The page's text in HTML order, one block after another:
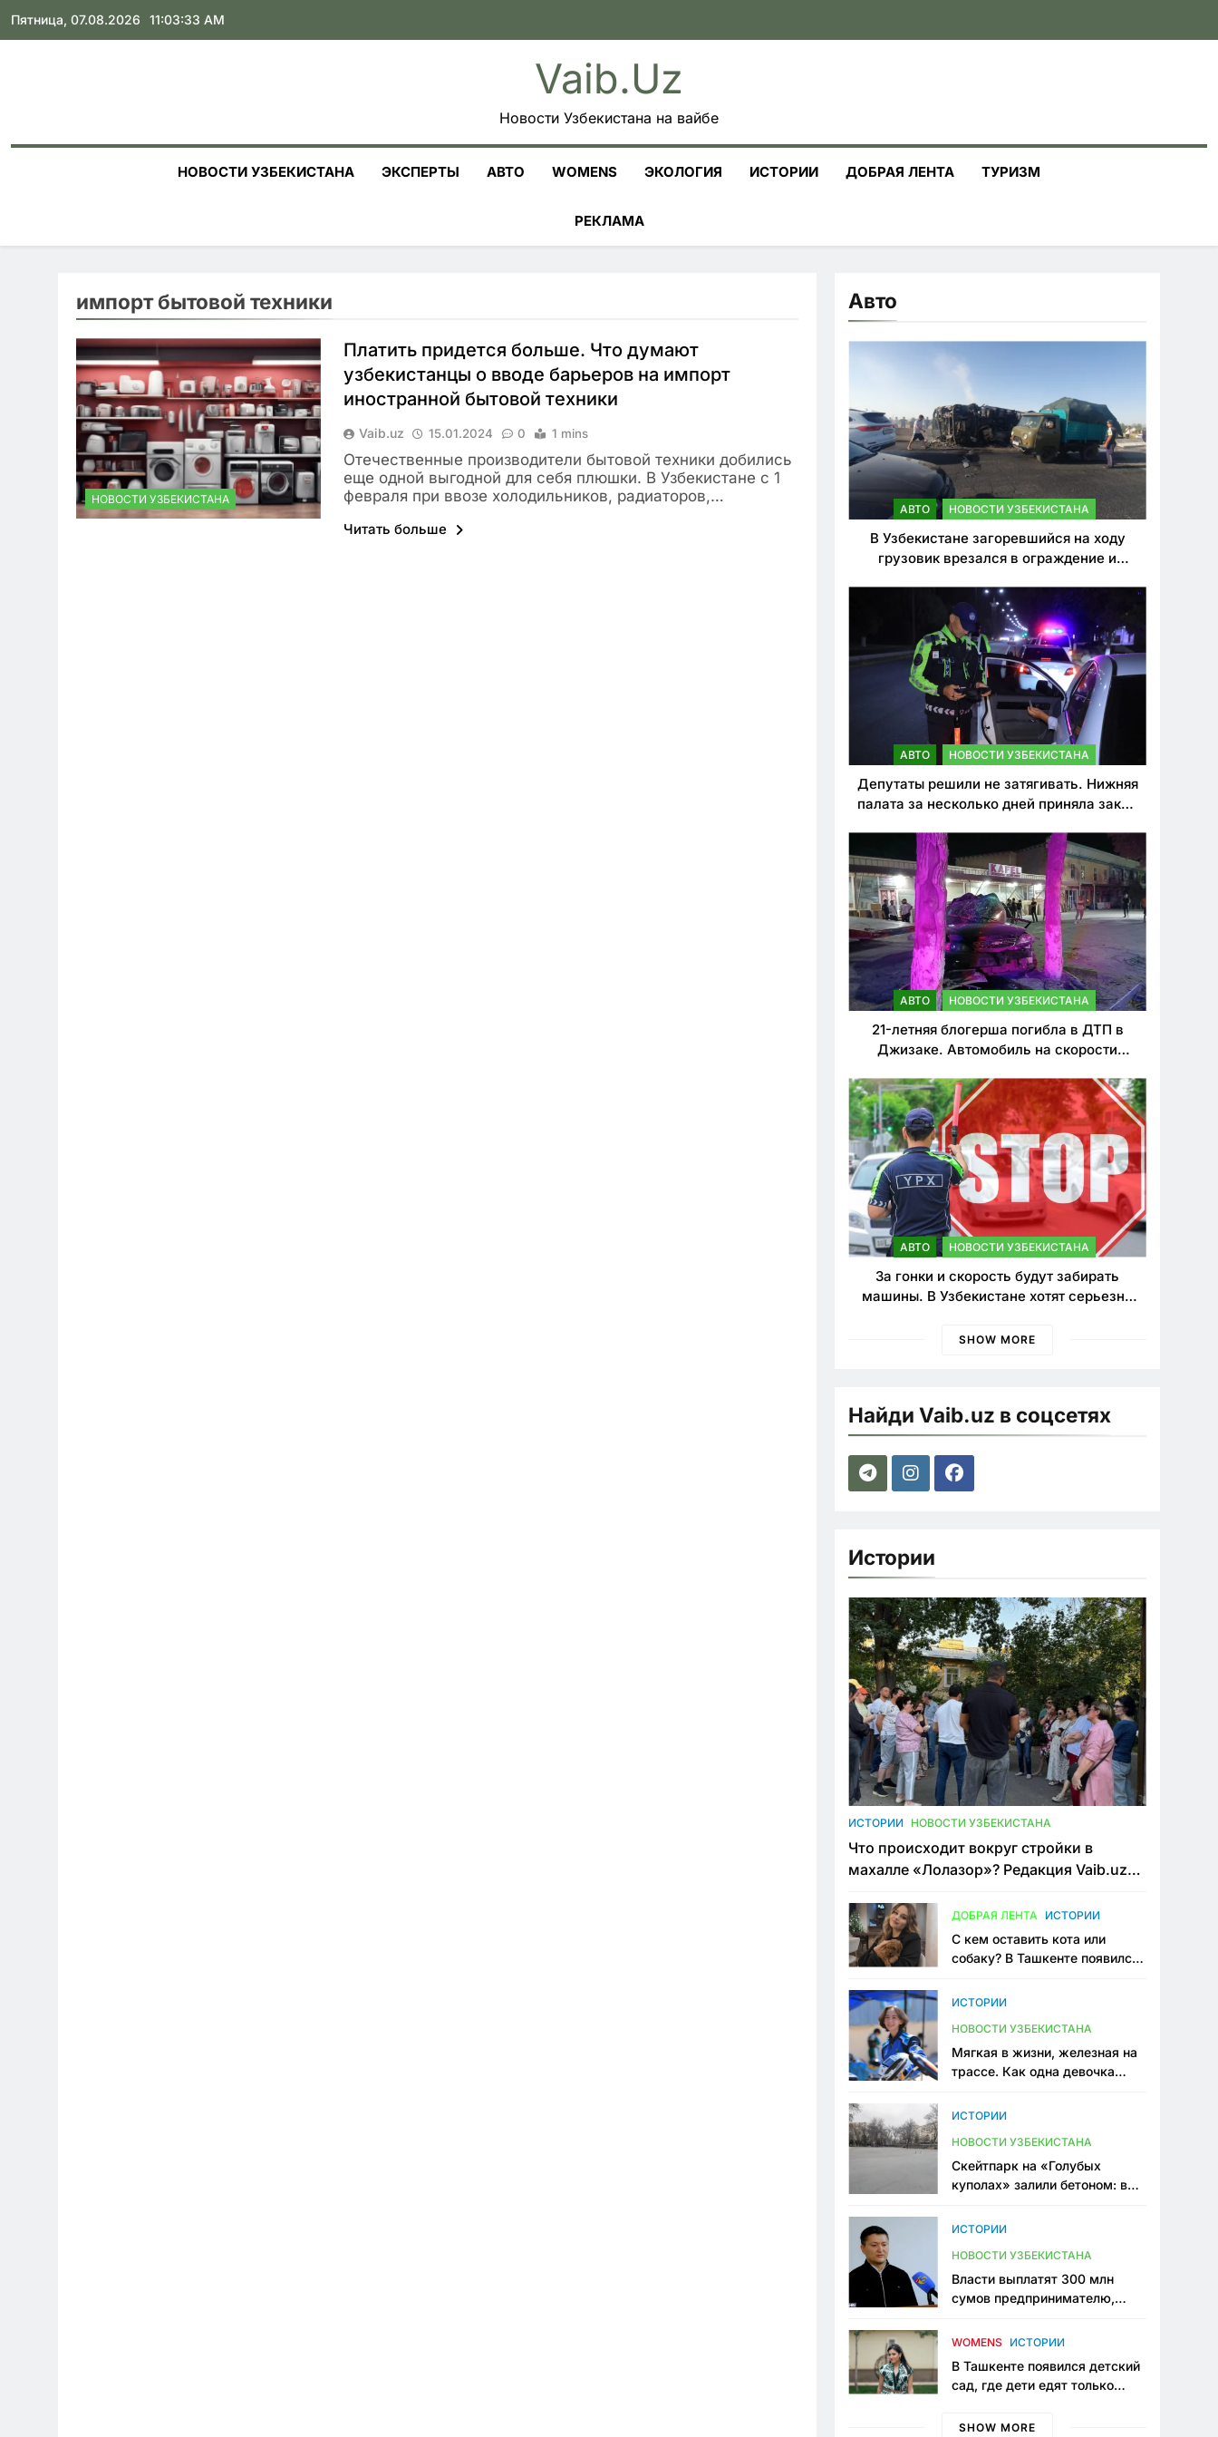
Skip
Пятница, 07.08.2026 11:03:34 AM
Vaib.uz
Новости Узбекистана на вайбе
НОВОСТИ УЗБЕКИСТАНА ЭКСПЕРТЫ АВТО WOMENS ЭКОЛОГИЯ ИСТОРИИ ДОБРАЯ ЛЕНТА ТУРИЗМ
РЕКЛАМА
импорт бытовой техники
НОВОСТИ УЗБЕКИСТАНА
Платить придется больше. Что думают
узбекистанцы о вводе барьеров на импорт
иностранной бытовой техники
Vaib.uz 15.01.2024 0 1 mins
Отечественные производители бытовой техники добились
еще одной выгодной для себя плюшки. В Узбекистане с 1
февраля при ввозе холодильников, радиаторов,…
Читать больше
Авто
АВТО НОВОСТИ УЗБЕКИСТАНА
В Узбекистане загоревшийся на ходу
грузовик врезался в ограждение и
АВТО НОВОСТИ УЗБЕКИСТАНА
Депутаты решили не затягивать. Нижняя
палата за несколько дней приняла закон
нарушителей ПДД
АВТО НОВОСТИ УЗБЕКИСТАНА
21-летняя блогерша погибла в ДТП в
Джизаке. Автомобиль на скорости
АВТО НОВОСТИ УЗБЕКИСТАНА
За гонки и скорость будут забирать
машины. В Узбекистане хотят серьезно
SHOW MORE
Найди Vaib.uz в соцсетях
Истории
ИСТОРИИ НОВОСТИ УЗБЕКИСТАНА
Что происходит вокруг стройки в
махалле «Лолазор»? Редакция Vaib.uz
конфликта
ДОБРАЯ ЛЕНТА ИСТОРИИ
С кем оставить кота или
собаку? В Ташкенте появился
ИСТОРИИ
НОВОСТИ УЗБЕКИСТАНА
Мягкая в жизни, железная на
трассе. Как одна девочка
Узбекистане
ИСТОРИИ
НОВОСТИ УЗБЕКИСТАНА
Скейтпарк на «Голубых
куполах» залили бетоном: в
одно общественное
ИСТОРИИ
НОВОСТИ УЗБЕКИСТАНА
Власти выплатят 300 млн
сумов предпринимателю,
тюрьме по незаконному
WOMENS ИСТОРИИ
В Ташкенте появился детский
сад, где дети едят только
мама, которая устала просить
SHOW MORE